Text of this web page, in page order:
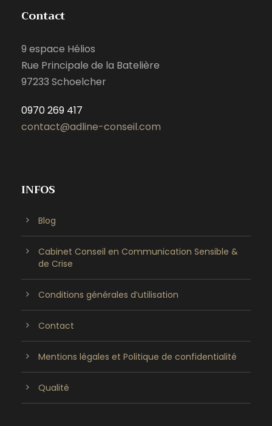
Contact
9 espace Hélios
Rue Principale de la Batelière
97233 Schoelcher
0970 269 417
contact@adline-conseil.com
INFOS
Blog
Cabinet Conseil en Communication Sensible &
de Crise
Conditions générales d’utilisation
Contact
Mentions légales et Politique de confidentialité
Qualité